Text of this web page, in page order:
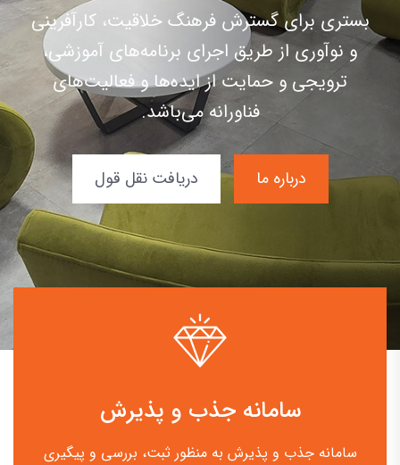
در روزهایی که دل های مشتاق، بی تاپ وداع
تاریخی است
سامانه جذب و پذیرش
سامانه جذب و پذیرش به منظور ثبت، بررسی و پیگیری